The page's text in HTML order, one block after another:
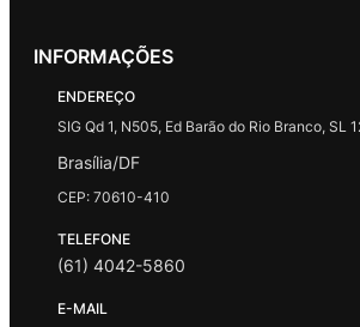
INFORMAÇÕES
ENDEREÇO
SIG Qd 1, N505, Ed Barão do Rio Branco, SL
Brasília/DF
CEP: 70610-410
TELEFONE
(61) 4042-5860
E-MAIL